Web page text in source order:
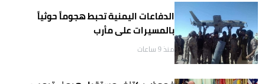
الدفاعات اليمنية تحبط هجوماً حوثياً
بالمسيرات على مأرب
منذ 9 ساعات